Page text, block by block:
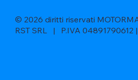
© 2026 diritti riservati
RST SRL | P.IVA 04891790612 |